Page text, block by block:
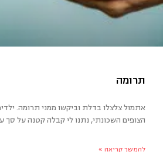
אתמול צלצלו בדלת וביקשו ממני תרומה.
הצופים השכונתי, נתנו לי קבלה קטנה על סך
להמשך קריאה »